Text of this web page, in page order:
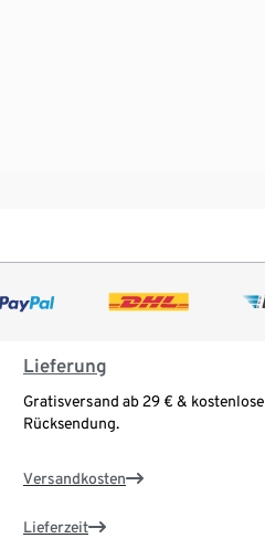
Lieferung
Gratisversand ab 29 € & kostenlose
Rücksendung.
Versandkosten
Lieferzeit